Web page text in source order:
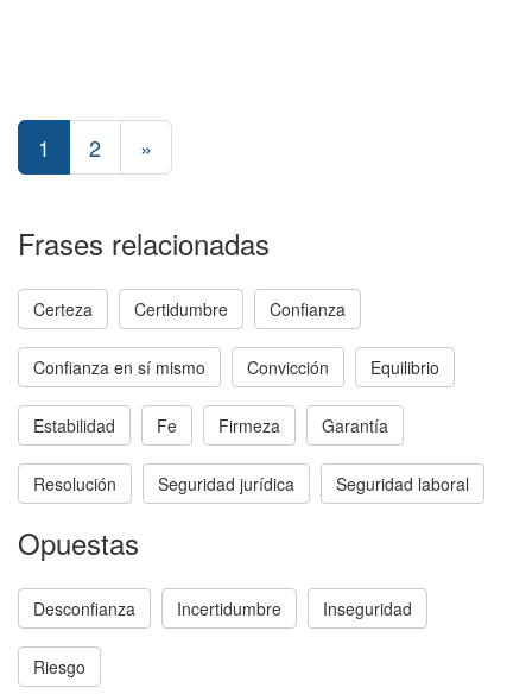
1 2 »
Frases relacionadas
Certeza Certidumbre Confianza
Confianza en sí mismo Convicción Equilibrio
Estabilidad Fe Firmeza Garantía
Resolución Seguridad jurídica Seguridad laboral
Opuestas
Desconfianza Incertidumbre Inseguridad
Riesgo